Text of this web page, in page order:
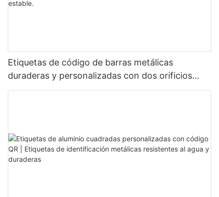
Etiquetas de código de barras metálicas
duraderas y personalizadas con dos orificios
fijos para un reconocimiento estable.